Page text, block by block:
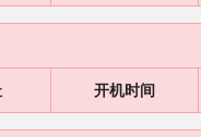
开机时间